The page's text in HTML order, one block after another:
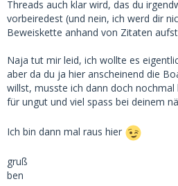
Threads auch klar wird, das du
vorbeiredest (und nein, ich werd dir
Beweiskette anhand von Zitaten
Naja tut mir leid, ich wollte es
aber da du ja hier anscheinend die
willst, musste ich dann doch
für ungut und viel spass bei deinem
Ich bin dann mal raus hier
gruß
ben